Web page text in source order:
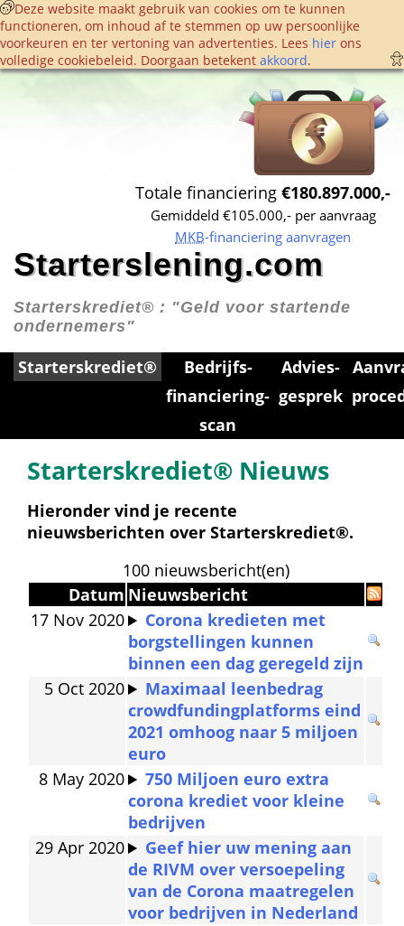
Deze website maakt gebruik van cookies om te kunnen
functioneren, om inhoud af te stemmen op uw persoonlijke
voorkeuren en ter vertoning van advertenties. Lees hier ons
volledige cookie­beleid. Doorgaan betekent akkoord.
Totale financiering €180.897.000,-
Gemiddeld €105.000,- per aanvraag
MKB-financiering aanvragen
Starterslening.com
Starterskrediet® : "Geld voor startende
ondernemers"
Starterskrediet®
Bedrijfs­
financiering­
scan
Advies­
gesprek
Starterskrediet® Nieuws
Hieronder vind je recente
nieuwsberichten over Starterskrediet®.
100 nieuwsbericht(en)
Datum Nieuwsbericht
17 Nov 2020
Corona kredieten met
borgstellingen kunnen
binnen een dag geregeld zijn
5 Oct 2020
Maximaal leenbedrag
crowdfundingplatforms eind
2021 omhoog naar 5 miljoen
euro
8 May 2020
750 Miljoen euro extra
corona krediet voor kleine
bedrijven
29 Apr 2020
Geef hier uw mening aan
de RIVM over versoepeling
van de Corona maatregelen
voor bedrijven in Nederland